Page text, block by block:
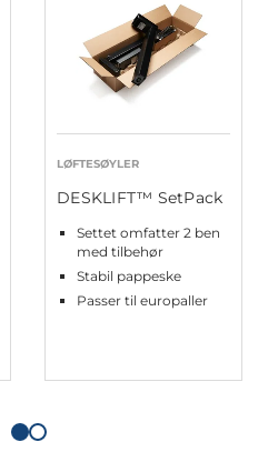
LØFTESØYLER
DESKLIFT™ SetPack
Settet omfatter 2 ben
med tilbehør
Stabil pappeske
Passer til europaller